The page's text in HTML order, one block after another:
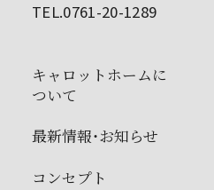
TEL.0761-20-1289
キャロットホームに
ついて
最新情報・お知らせ
コンセプト